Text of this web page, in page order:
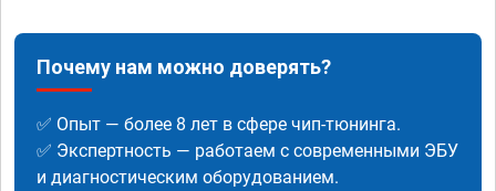
Почему нам можно доверять?
✅ Опыт — более 8 лет в сфере чип-тюнинга.
✅ Экспертность — работаем с современными ЭБУ
и диагностическим оборудованием.